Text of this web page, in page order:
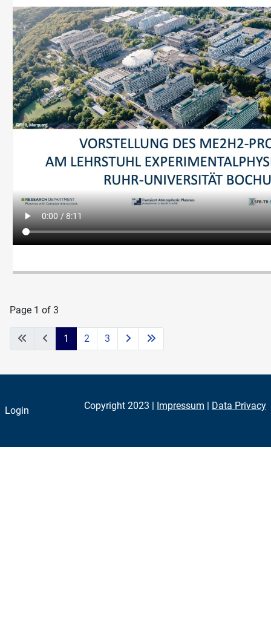
Page 1 of 3
1 2 3
Login Copyright 2023 | Impressum | Data Privacy